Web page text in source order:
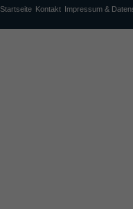
Startseite Kontakt Impressum &